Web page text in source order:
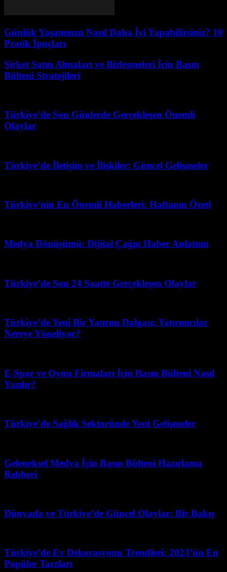
Günlük Yaşamınızı Nasıl Daha İyi Yapabilirsiniz? 10
Pratik İpuçları
Şirket Satın Almaları ve Birleşmeleri İçin Basın
Bülteni Stratejileri
Türkiye’de Son Günlerde Gerçekleşen Önemli
Olaylar
Türkiye’de İletişim ve İlişkiler: Güncel Gelişmeler
Türkiye’nin En Önemli Haberleri: Haftanın Özeti
Medya Dönüşümü: Dijital Çağın Haber Anlatımı
Türkiye’de Son 24 Saatte Gerçekleşen Olaylar
Türkiye’de Yeni Bir Yatırım Dalgası: Yatırımcılar
Nereye Yöneliyor?
E-Spor ve Oyun Firmaları İçin Basın Bülteni Nasıl
Yazılır?
Türkiye’de Sağlık Sektoründe Yeni Gelişmeler
Geleneksel Medya İçin Basın Bülteni Hazırlama
Rehberi
Dünyada ve Türkiye’de Güncel Olaylar: Bir Bakış
Türkiye’de Ev Dekorasyonu Trendleri: 2023’ün En
Popüler Tarzları